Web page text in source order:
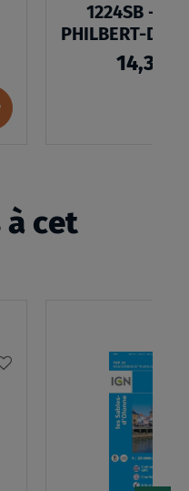
Ajouter
au
1224SB -
PHILBERT-DE-
LIEU
14,30 €
cet